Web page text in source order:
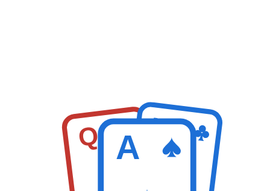
Q K
A